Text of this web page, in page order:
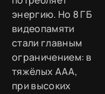
энергию. Но 8 ГБ
видеопамяти
стали главным
ограничением: в
тяжёлых AAA,
при высоких